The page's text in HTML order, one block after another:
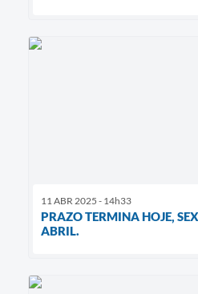
11 ABR 2025 - 14h33
PRAZO TERMINA HOJE,
ABRIL.